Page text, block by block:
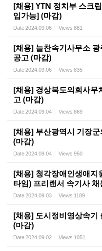
[채용] YTN 정치부 스크
입가능] (마감)
Date2024.09.06 Views 881
[채용] 늘찬속기사무소
공고 (마감)
Date2024.09.06 Views 835
[채용] 경상북도의회사무
고 (마감)
Date2024.09.04 Views 869
[채용] 부산광역시 기장
(마감)
Date2024.09.04 Views 950
[채용] 청각장애인생애지
타임) 프리랜서 속기사
Date2024.09.03 Views 1189
[채용] 도시정비영상속기
(마감)
Date2024.09.02 Views 1051